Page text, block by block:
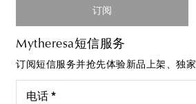
订阅
Mytheresa短信服务
订阅短信服务并抢先体验新品上架、独家
电话 *